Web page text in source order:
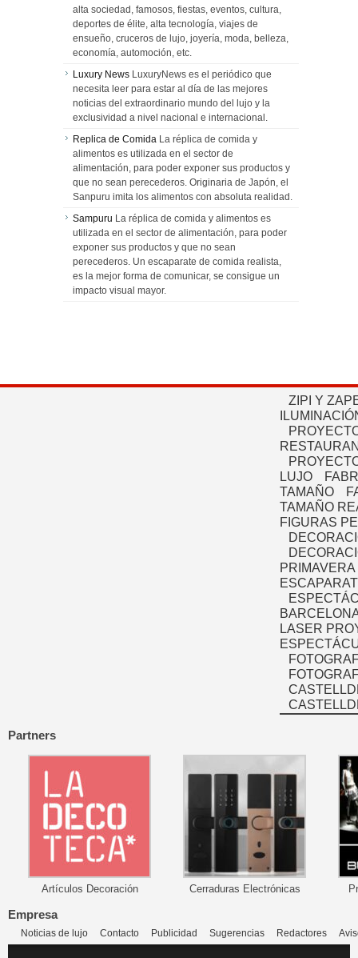
alta sociedad, famosos, fiestas, eventos, cultura,
deportes de élite, alta tecnología, viajes de
ensueño, cruceros de lujo, joyería, moda, belleza,
economía, automoción, etc.
Luxury News LuxuryNews es el periódico que
necesita leer para estar al día de las mejores
noticias del extraordinario mundo del lujo y la
exclusividad a nivel nacional e internacional.
Replica de Comida La réplica de comida y
alimentos es utilizada en el sector de
alimentación, para poder exponer sus productos y
que no sean perecederos. Originaria de Japón, el
Sanpuru imita los alimentos con absoluta realidad.
Sampuru La réplica de comida y alimentos es
utilizada en el sector de alimentación, para poder
exponer sus productos y que no sean
perecederos. Un escaparate de comida realista,
es la mejor forma de comunicar, se consigue un
impacto visual mayor.
ZIPI Y
LUJO
TAMAÑO
TAMAÑO
FIGURAS
PRIMAVERA
LASER
Partners
Artículos Decoración Cerraduras Electrónicas
Empresa
Noticias de lujo Contacto Publicidad Sugerencias Redactores